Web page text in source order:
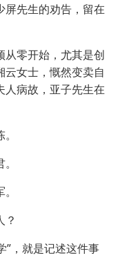
屏先生的劝告，留在
零开始，尤其是创
云女士，慨然变卖自
人病故，亚子先生在
，就是记述这件事